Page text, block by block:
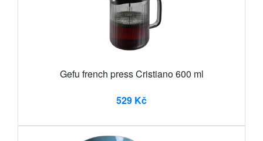
Gefu french press Cristiano 600 ml
529 Kč